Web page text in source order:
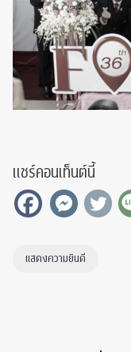
แชร์คอนเท็นต์นี้
แสดงความยินดี